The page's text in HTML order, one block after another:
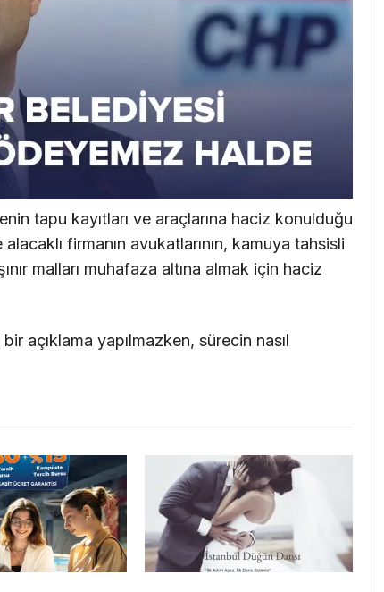
tapu kayıtları ve araçlarına haciz konulduğu
firmanın avukatlarının, kamuya tahsisli
malları muhafaza altına almak için haciz
açıklama yapılmazken, sürecin nasıl